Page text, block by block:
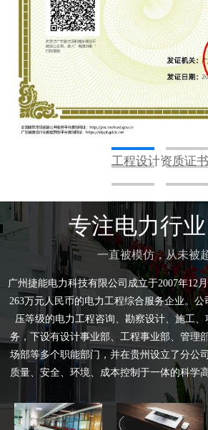
工程设计资质证书
专注电力行
一直被模仿，从未被
广州捷能电力科技有限公司成立于2007年12
263万元人民币的电力工程综合服务企业。
压等级的电力工程咨询、勘察设计、施工
务，下设有设计事业部、工程事业部、管理
场部等多个职能部门，并在贵州设立了分公
质量、安全、环境、成本控制于一体的科学
有电力行业（送电工程、变电工程）专业设
量乙级资质、工程咨询火电类乙级资质、送
质以及承装（修、试）电力设施许可五级资